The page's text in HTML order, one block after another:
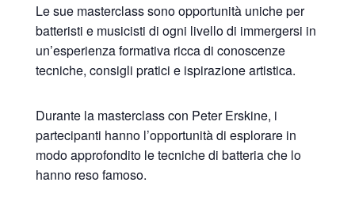
Le sue masterclass sono opportunità uniche per
batteristi e musicisti di ogni livello di immergersi in
un’esperienza formativa ricca di conoscenze
tecniche, consigli pratici e ispirazione artistica.
Durante la masterclass con Peter Erskine, i
partecipanti hanno l’opportunità di esplorare in
modo approfondito le tecniche di batteria che lo
hanno reso famoso.